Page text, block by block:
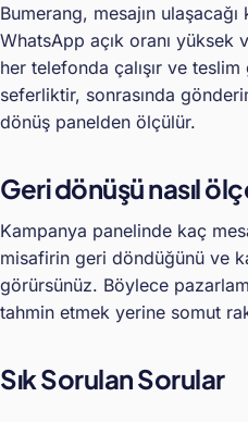
Bumerang, mesajın
WhatsApp açık oranı
her telefonda çalışır ve
seferliktir, sonrasında
dönüş panelden ölçülür.
Geri dönüşü nasıl
Kampanya panelinde kaç
misafirin geri döndüğünü ve
görürsünüz. Böylece
tahmin etmek yerine somut
Sık Sorulan Sorular